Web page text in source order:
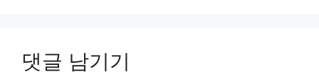
댓글 남기기